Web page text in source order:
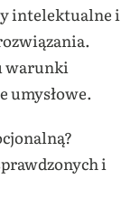
intelektualne i
warunki
umysłowe.
i